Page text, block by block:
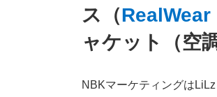
ス（
ャケット（空
NBKマーケティングは